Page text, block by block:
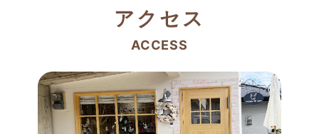
アクセス
ACCESS